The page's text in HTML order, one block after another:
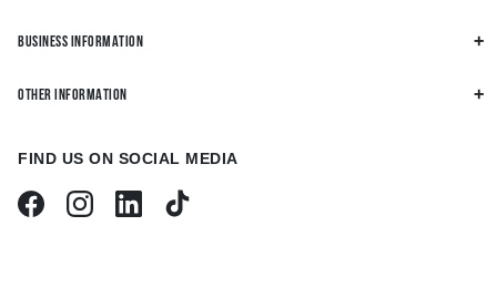
BUSINESS INFORMATION
OTHER INFORMATION
FIND US ON SOCIAL MEDIA